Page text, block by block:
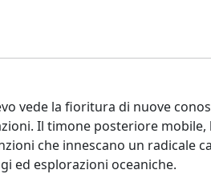
vede la fioritura di nuove
Il timone posteriore mobile,
che innescano un radicale
ed esplorazioni oceaniche.